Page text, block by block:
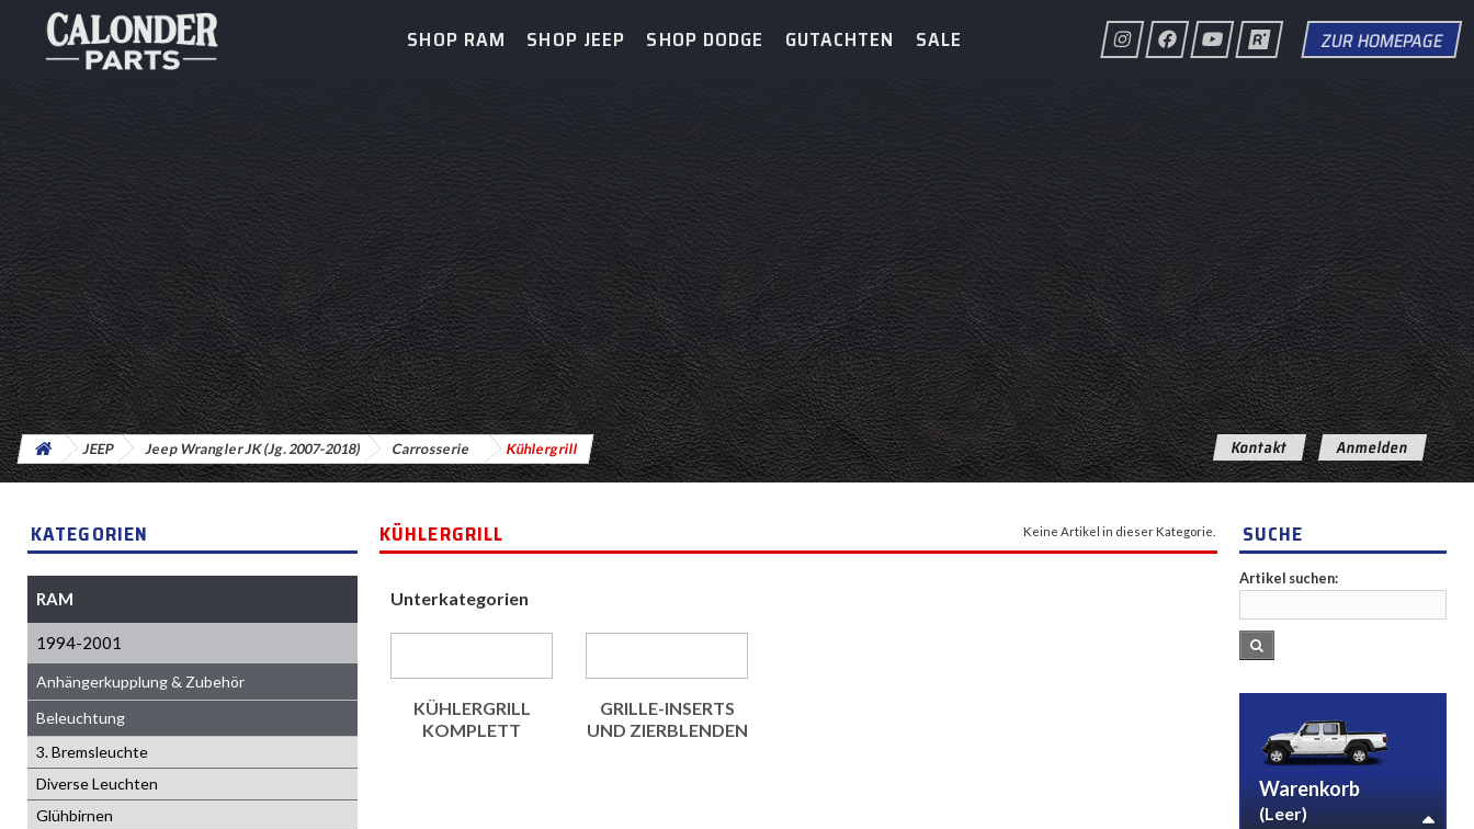
SHOP RAM SHOP JEEP SHOP DODGE GUTACHTEN SALE ZUR HOMEPAGE
Anmelden
Kontakt
JEEP Jeep Wrangler JK (Jg. 2007-2018) Carrosserie Kühlergrill
KATEGORIEN
RAM
1994-2001
Anhängerkupplung & Zubehör
Beleuchtung
3. Bremsleuchte
Diverse Leuchten
Glühbirnen
KÜHLERGRILL Keine Artikel in dieser Kategorie.
Unterkategorien
KÜHLERGRILL
KOMPLETT
GRILLE-INSERTS
UND ZIERBLENDEN
SUCHE
Artikel suchen:
Warenkorb
(Leer)